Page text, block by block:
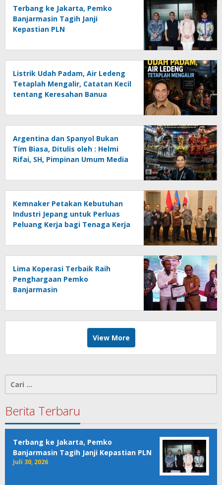
Terbang ke Jakarta, Pemko
Banjarmasin Tagih Janji
Kepastian PLN
Listrik Udah Padam, Air Ledeng
Tetaplah Mengalir, Catatan Kecil
tentang Keresahan Banua
Ancaman Lingkungan, Oleh :
Helmi Rifai, SH
Argentina dan Spanyol Bukan
Tim Biasa, Ditulis oleh : Helmi
Rifai, SH, Pimpinan Umum Media
Kemnaker Petakan Kebutuhan
Industri Jepang untuk Perluas
Peluang Kerja bagi Tenaga Kerja
Lima Koperasi Terbaik Raih
Penghargaan Pemko
Banjarmasin
View More
Cari
untuk:
Berita Terbaru
Terbang ke Jakarta, Pemko
Banjarmasin Tagih Janji Kepastian PLN
Juli 30, 2026